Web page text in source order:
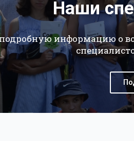
Наши
информацию о